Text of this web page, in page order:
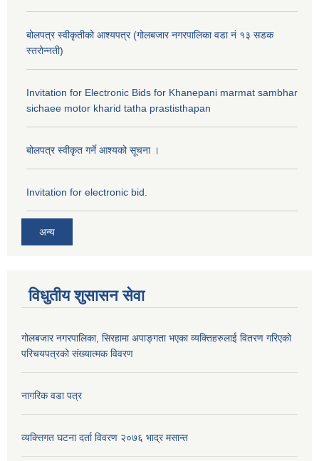
बोलपत्र स्वीकृतीको आश्यपत्र (गोलबजार नगरपालिका वडा नं १३ सडक
स्तरोन्नती)
Invitation for Electronic Bids for Khanepani marmat sambhar
sichaee motor kharid tatha prastisthapan
बोलपत्र स्वीकृत गर्ने आश्यको सूचना ।
Invitation for electronic bid.
अन्य
विधुतीय शुसासन सेवा
गोलबजार नगरपालिका, सिरहामा अपाङ्गता भएका व्यक्तिहरुलाई वितरण गरिएको
परिचयपत्रको संख्यात्मक विवरण
नागरिक वडा पत्र
व्यक्त्तिगत घटना दर्ता विवरण २०७६ भाद्र मसान्त